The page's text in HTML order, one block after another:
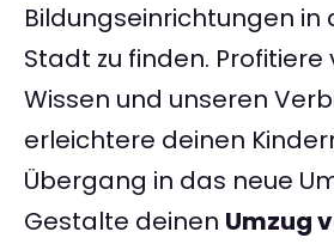
Bildungseinrichtungen in
Stadt zu finden.
Wissen und unseren
erleichtere deinen
Übergang in das neue
Gestalte deinen Umzug